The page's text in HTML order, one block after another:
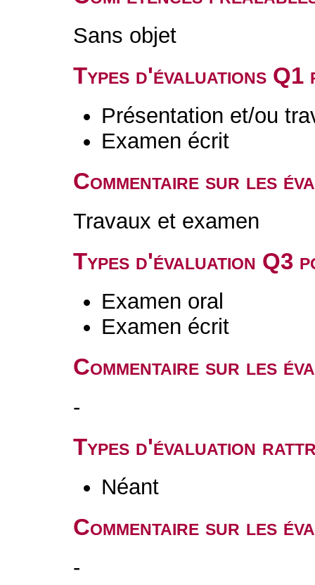
Sans objet
Types d'évaluations
Présentation et/ou
Examen écrit
Commentaire sur les
Travaux et examen
Types d'évaluation Q3
Examen oral
Examen écrit
Commentaire sur les
-
Types d'évaluation
Néant
Commentaire sur les
-